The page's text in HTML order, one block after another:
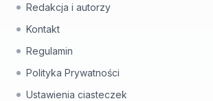
Redakcja i autorzy
Kontakt
Regulamin
Polityka Prywatności
Ustawienia ciasteczek